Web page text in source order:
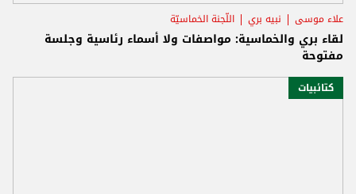
علاء موسى نبيه بري اللّجنة الخماسيّة
لقاء بري والخماسية: مواصفات ولا أسماء رئاسية وجلسة
مفتوحة
كتائبيات